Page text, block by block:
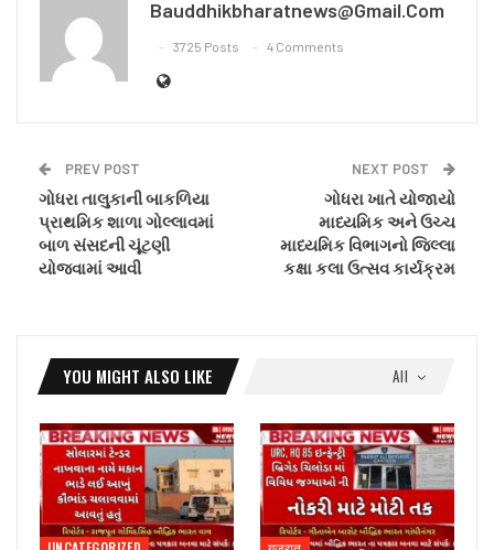
Bauddhikbharatnews@gmail.com
3725 Posts 4 Comments
PREV POST
ગોધરા તાલુકાની બાકળિયા
પ્રાથમિક શાળા ગોલ્લાવમાં
બાળ સંસદની ચૂંટણી
યોજવામાં આવી
NEXT POST
ગોધરા ખાતે યોજાયો
માધ્યમિક અને ઉચ્ચ
માધ્યમિક વિભાગનો જિલ્લા
કક્ષા કલા ઉત્સવ કાર્યક્રમ
All
YOU MIGHT ALSO LIKE